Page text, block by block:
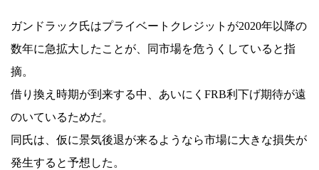
ガンドラック氏はプライベートクレジットが2020年以降の
数年に急拡大したことが、同市場を危うくしていると指
摘。
借り換え時期が到来する中、あいにくFRB利下げ期待が遠
のいているためだ。
同氏は、仮に景気後退が来るようなら市場に大きな損失が
発生すると予想した。